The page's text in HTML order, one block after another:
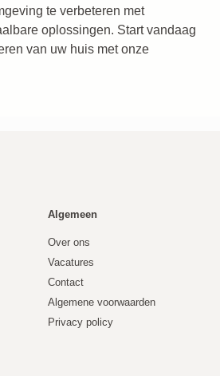
te verbeteren met
oplossingen. Start vandaag
van uw huis met onze
Algemeen
Over ons
Vacatures
Contact
Algemene voorwaarden
Privacy policy